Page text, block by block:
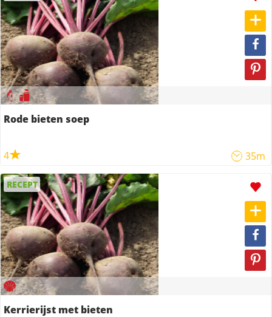
Rode bieten soep
4 35m
RECEPT
Kerrierijst met bieten